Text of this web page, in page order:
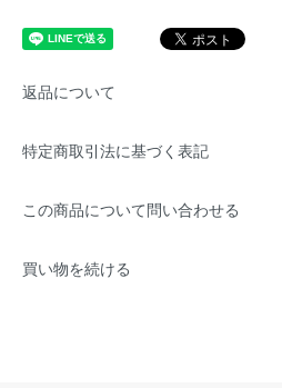
返品について
特定商取引法に基づく表記
この商品について問い合わせる
買い物を続ける